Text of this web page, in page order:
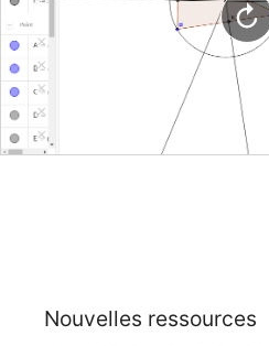
Nouvelles ressources